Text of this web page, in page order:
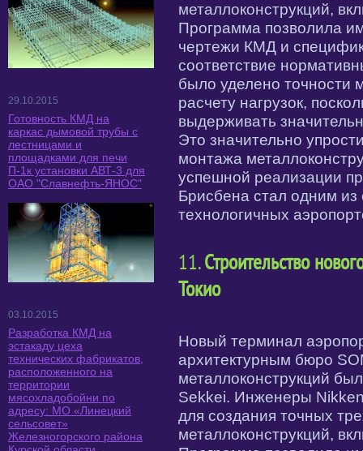
металлоконструкций,
Программа позволила
чертежи КМД и
соответствие
было уделено точности
расчету нагрузок,
выдерживать
Это значительно
монтажа
успешной реализации
Брисбена стал одним
технологичных
11.Строительство
Токио
Новый терминал
архитектурным бюро
металлоконструкций
Sekkei. Инженеры
для создания точных
металлоконструкций,
29.10.2015
Готовность КМД на
каркас дымовой трубы с
лестницами и
площадками для печи
П-1к установки АВТ-3 для
ОАО "Славнефть-ЯНОС"
03.10.2015
Разработка КМД на
эстакаду цеха
технических фабрикатов,
расположенного на
территории
мясохладобойни по
адресу: МО «Линецкий
сельсовет»
Железногорского района